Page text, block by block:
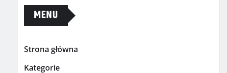
MENU
Strona główna
Kategorie